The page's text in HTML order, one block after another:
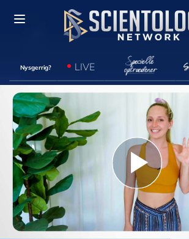
Nysgerrig? LIVE
Play
Video